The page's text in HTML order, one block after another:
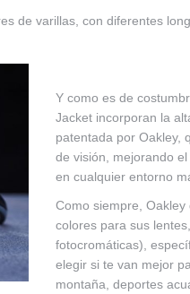
de varillas, con diferentes
Y como es de
Jacket incorporan la
patentada por Oakley,
de visión, mejorando
en cualquier entorno
Como siempre,
colores para sus
fotocromáticas),
elegir si te van mejor
montaña, deportes